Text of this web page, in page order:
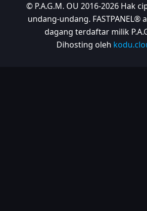
© P.A.G.M. OU 2016-2026 Hak
undang-undang. FASTPANEL®
dagang terdaftar milik
Dihosting oleh